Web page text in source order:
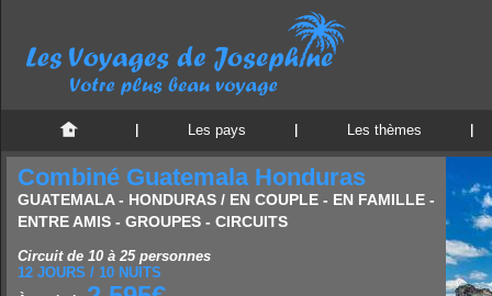
Les pays Les thèmes
Combiné Guatemala Honduras
GUATEMALA - HONDURAS / EN COUPLE - EN FAMILLE -
ENTRE AMIS - GROUPES - CIRCUITS
Circuit de 10 à 25 personnes
12 JOURS / 10 NUITS